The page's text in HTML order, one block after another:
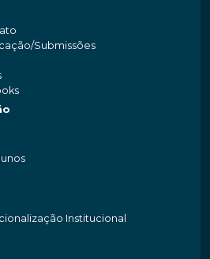
Submissões
Institucional